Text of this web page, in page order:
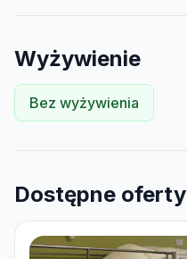
Wyżywienie
Bez wyżywienia
Dostępne oferty